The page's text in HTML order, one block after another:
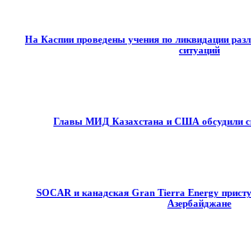
На Каспии проведены учения по ликвидации
ситуаций
Главы МИД Казахстана и США обсудили
SOCAR и канадская Gran Tierra Energy
Азербайджане